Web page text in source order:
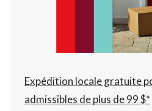
à
Expédition locale gratuite
admissibles de plus de 99 $*